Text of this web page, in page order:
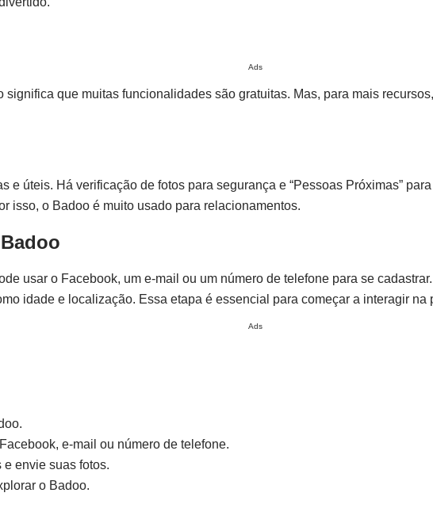
Ads
significa que muitas funcionalidades são gratuitas. Mas, para mais
e úteis. Há verificação de fotos para segurança e “Pessoas Próximas”
isso, o Badoo é muito usado para relacionamentos.
usar o Facebook, um e-mail ou um número de telefone para se
idade e localização. Essa etapa é essencial para começar a interagir na
Ads
e-mail ou número de telefone.
envie suas fotos.
o Badoo.